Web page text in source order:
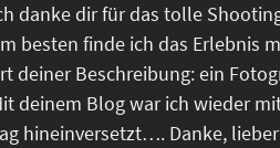
danke dir für das tolle
besten finde ich das Erlebnis
deiner Beschreibung: ein
deinem Blog war ich wieder
hineinversetzt…. Danke, lieber